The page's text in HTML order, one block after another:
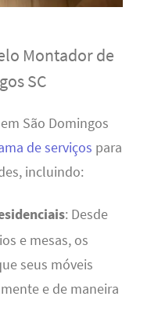
Montador de
SC
São Domingos
de serviços para
incluindo:
: Desde
e mesas, os
seus móveis
e de maneira